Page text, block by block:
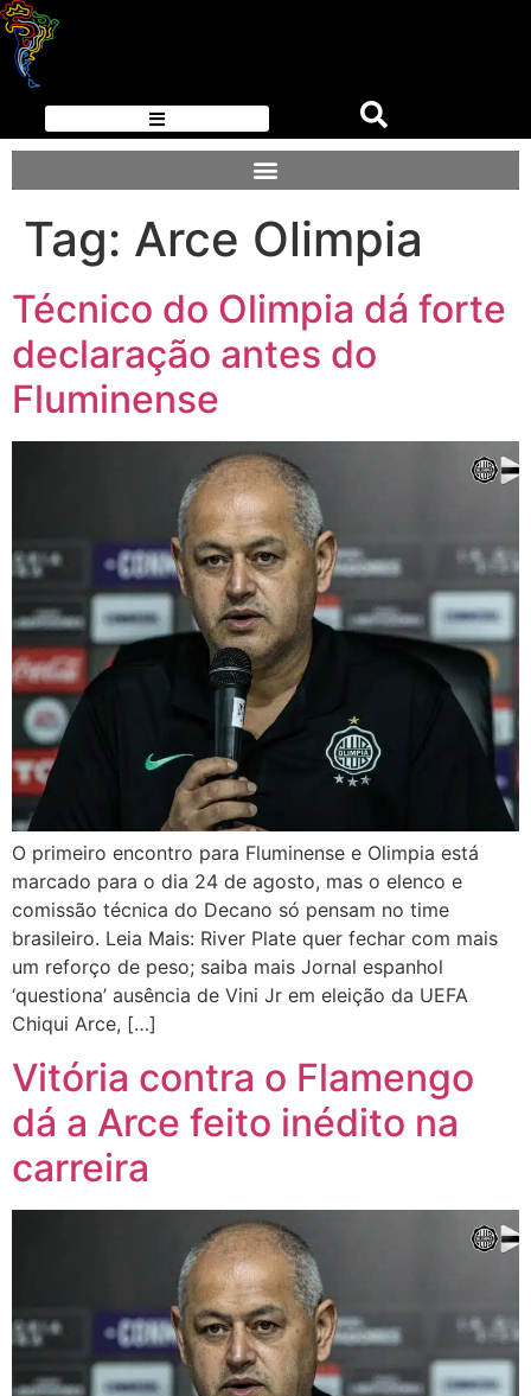
Tag: Arce Olimpia
Técnico do Olimpia dá forte
declaração antes do
Fluminense
O primeiro encontro para Fluminense e Olimpia está
marcado para o dia 24 de agosto, mas o elenco e
comissão técnica do Decano só pensam no time
brasileiro. Leia Mais: River Plate quer fechar com mais
um reforço de peso; saiba mais Jornal espanhol
‘questiona’ ausência de Vini Jr em eleição da UEFA
Chiqui Arce, […]
Vitória contra o Flamengo
dá a Arce feito inédito na
carreira